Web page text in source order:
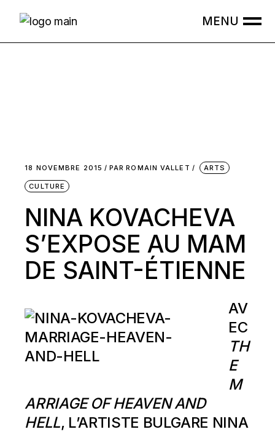
18 NOVEMBRE 2015 PAR ROMAIN VALLET ARTS
CULTURE
NINA KOVACHEVA
S’EXPOSE AU MAM
DE SAINT-ÉTIENNE
AV
EC
TH
E
M
ARRIAGE OF HEAVEN AND
HELL, L’ARTISTE BULGARE NINA